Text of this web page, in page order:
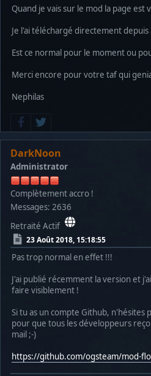
Quand je vais sur le mod la page est
Je l'ai téléchargé directement
Est ce normal pour le moment ou
Merci encore pour votre taf qui
Nephilas
DarkNoon
Administrator
Complètement accro !
Messages: 2636
Retraité Actif
23 Août 2018, 15:18:55
Pas trop normal en effet !!!
J'ai publié récemment la version et
faire visiblement !
Si tu as un compte Github, n'hésites
pour que tous les développeurs
mail ;-)
https://github.com/ogsteam/mod-